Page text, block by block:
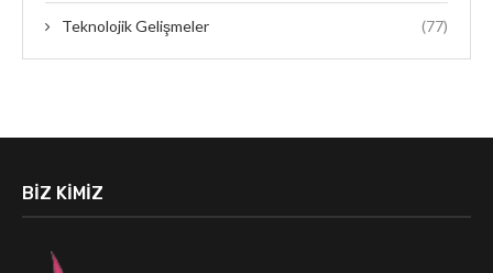
Teknolojik Gelişmeler (77)
BIZ KIMIZ